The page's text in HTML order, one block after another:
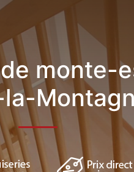
monte-